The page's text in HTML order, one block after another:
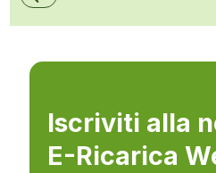
Iscriviti alla
E-Ricarica